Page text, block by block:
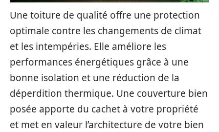
Une toiture de qualité offre une protection
optimale contre les changements de climat
et les intempéries. Elle améliore les
performances énergétiques grâce à une
bonne isolation et une réduction de la
déperdition thermique. Une couverture bien
posée apporte du cachet à votre propriété
et met en valeur l’architecture de votre bien